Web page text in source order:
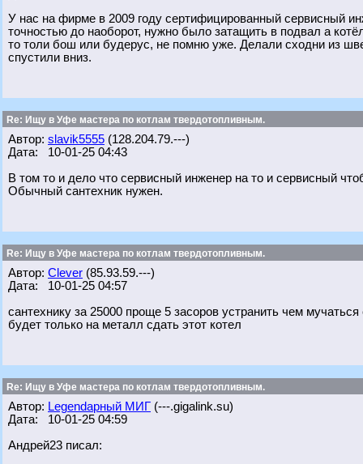
У нас на фирме в 2009 году сертифицированный сервисный
точностью до наоборот, нужно было затащить в подвал а
то толи бош или будерус, не помню уже. Делали сходни из
спустили вниз.
Re: Ищу в Уфе мастера по котлам твердотопливным.
Автор: slavik5555 (128.204.79.---)
Дата: 10-01-25 04:43
В том то и дело что сервисный инженер на то и сервисный
Обычный сантехник нужен.
Re: Ищу в Уфе мастера по котлам твердотопливным.
Автор: Clever (85.93.59.---)
Дата: 10-01-25 04:57
сантехнику за 25000 проще 5 засоров устранить чем
будет только на металл сдать этот котел
Re: Ищу в Уфе мастера по котлам твердотопливным.
Автор: Legendарный МИГ (---.gigalink.su)
Дата: 10-01-25 04:59
Андрей23 писал: